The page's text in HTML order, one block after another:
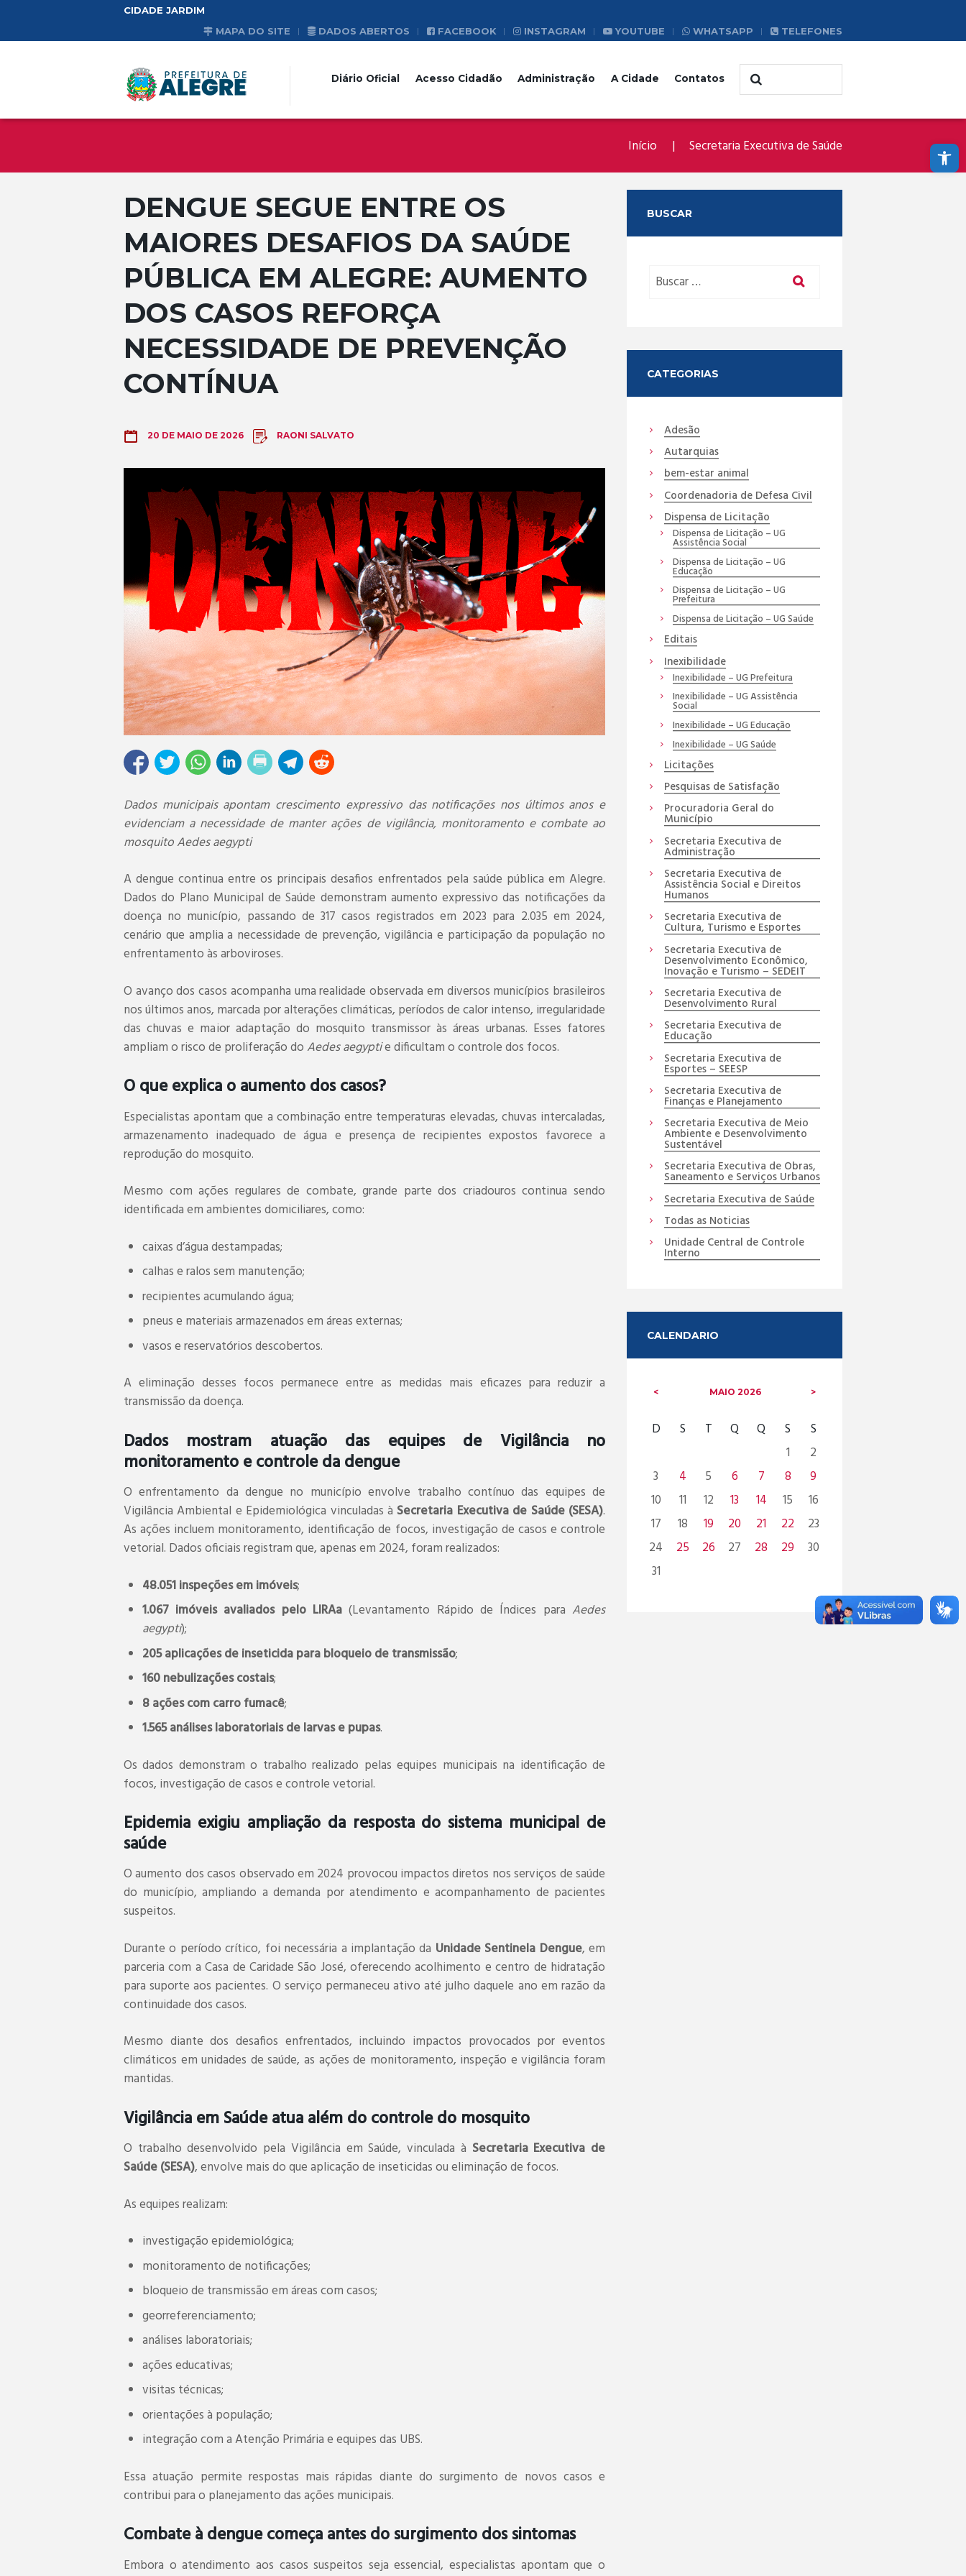
Abrir a barra de ferramentas
CIDADE JARDIM
MAPA DO SITE
DADOS ABERTOS FACEBOOK INSTAGRAM YOUTUBE WHATSAPP TELEFONES
Diário Oficial Acesso Cidadão Administração A Cidade Contatos
Início Secretaria Executiva de Saúde
DENGUE SEGUE ENTRE OS
MAIORES DESAFIOS DA SAÚDE
PÚBLICA EM ALEGRE: AUMENTO
DOS CASOS REFORÇA
NECESSIDADE DE PREVENÇÃO
CONTÍNUA
20 DE MAIO DE 2026 RAONI SALVATO
Dados municipais apontam crescimento expressivo das notificações nos últimos anos e
evidenciam a necessidade de manter ações de vigilância, monitoramento e combate ao
mosquito Aedes aegypti
A dengue continua entre os principais desafios enfrentados pela saúde pública em Alegre.
Dados do Plano Municipal de Saúde demonstram aumento expressivo das notificações da
doença no município, passando de 317 casos registrados em 2023 para 2.035 em 2024,
cenário que amplia a necessidade de prevenção, vigilância e participação da população no
enfrentamento às arboviroses.
O avanço dos casos acompanha uma realidade observada em diversos municípios brasileiros
nos últimos anos, marcada por alterações climáticas, períodos de calor intenso, irregularidade
das chuvas e maior adaptação do mosquito transmissor às áreas urbanas. Esses fatores
ampliam o risco de proliferação do Aedes aegyptie dificultam o controle dos focos.
O que explica o aumento dos casos?
Especialistas apontam que a combinação entre temperaturas elevadas, chuvas intercaladas,
armazenamento inadequado de água e presença de recipientes expostos favorece a
reprodução do mosquito.
Mesmo com ações regulares de combate, grande parte dos criadouros continua sendo
identificada em ambientes domiciliares, como:
caixas d’água destampadas;
calhas e ralos sem manutenção;
recipientes acumulando água;
pneus e materiais armazenados em áreas externas;
vasos e reservatórios descobertos.
A eliminação desses focos permanece entre as medidas mais eficazes para reduzir a
transmissão da doença.
Dados mostram atuação das equipes de Vigilância no
monitoramento e controle da dengue
O enfrentamento da dengue no município envolve trabalho contínuo das equipes de
Vigilância Ambiental e Epidemiológica vinculadas à Secretaria Executiva de Saúde (SESA).
As ações incluem monitoramento, identificação de focos, investigação de casos e controle
vetorial. Dados oficiais registram que, apenas em 2024, foram realizados:
48.051 inspeções em imóveis;
1.067 imóveis avaliados pelo LIRAa(Levantamento Rápido de Índices para Aedes
aegypti);
205 aplicações de inseticida para bloqueio de transmissão;
160 nebulizações costais;
8 ações com carro fumacê;
1.565 análises laboratoriais de larvas e pupas.
Os dados demonstram o trabalho realizado pelas equipes municipais na identificação de
focos, investigação de casos e controle vetorial.
Epidemia exigiu ampliação da resposta do sistema municipal de
saúde
O aumento dos casos observado em 2024 provocou impactos diretos nos serviços de saúde
do município, ampliando a demanda por atendimento e acompanhamento de pacientes
suspeitos.
Durante o período crítico, foi necessária a implantação da Unidade Sentinela Dengue, em
parceria com a Casa de Caridade São José, oferecendo acolhimento e centro de hidratação
para suporte aos pacientes. O serviço permaneceu ativo até julho daquele ano em razão da
continuidade dos casos.
Mesmo diante dos desafios enfrentados, incluindo impactos provocados por eventos
climáticos em unidades de saúde, as ações de monitoramento, inspeção e vigilância foram
mantidas.
Vigilância em Saúde atua além do controle do mosquito
O trabalho desenvolvido pela Vigilância em Saúde, vinculada à Secretaria Executiva de
Saúde (SESA), envolve mais do que aplicação de inseticidas ou eliminação de focos.
As equipes realizam:
investigação epidemiológica;
monitoramento de notificações;
bloqueio de transmissão em áreas com casos;
georreferenciamento;
análises laboratoriais;
ações educativas;
visitas técnicas;
orientações à população;
integração com a Atenção Primária e equipes das UBS.
Essa atuação permite respostas mais rápidas diante do surgimento de novos casos e
contribui para o planejamento das ações municipais.
Combate à dengue começa antes do surgimento dos sintomas
Embora o atendimento aos casos suspeitos seja essencial, especialistas apontam que o
BUSCAR
CATEGORIAS
Adesão
Autarquias
bem-estar animal
Coordenadoria de Defesa Civil
Dispensa de Licitação
Dispensa de Licitação – UG
Assistência Social
Dispensa de Licitação – UG
Educação
Dispensa de Licitação – UG
Prefeitura
Dispensa de Licitação – UG Saúde
Editais
Inexibilidade
Inexibilidade – UG Prefeitura
Inexibilidade – UG Assistência
Social
Inexibilidade – UG Educação
Inexibilidade – UG Saúde
Licitações
Pesquisas de Satisfação
Procuradoria Geral do
Município
Secretaria Executiva de
Administração
Secretaria Executiva de
Assistência Social e Direitos
Humanos
Secretaria Executiva de
Cultura, Turismo e Esportes
Secretaria Executiva de
Desenvolvimento Econômico,
Inovação e Turismo – SEDEIT
Secretaria Executiva de
Desenvolvimento Rural
Secretaria Executiva de
Educação
Secretaria Executiva de
Esportes – SEESP
Secretaria Executiva de
Finanças e Planejamento
Secretaria Executiva de Meio
Ambiente e Desenvolvimento
Sustentável
Secretaria Executiva de Obras,
Saneamento e Serviços Urbanos
Secretaria Executiva de Saúde
Todas as Noticias
Unidade Central de Controle
Interno
CALENDARIO
MAIO2026
D S T Q Q S
S
1
2
3
4 5 6 7 8
9
10
11 12 13 14 15
16
17
18 19 20 21 22
23
24
25 26 27 28 29
30
31